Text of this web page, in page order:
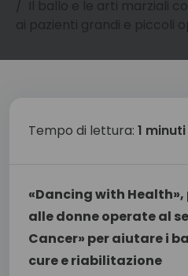
Tempo di lettura: 1 minuti
«Dancing with
alle donne operate al
Cancer» per aiutare i
cure e riabilitazione